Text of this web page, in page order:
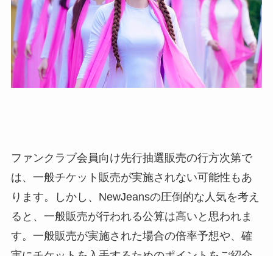
ファンクラブ会員向け先行抽選販売の行方次第で
は、一般チケット販売が実施されない可能性もあ
ります。しかし、NewJeansの圧倒的な人気を考え
ると、一般販売が行われる公算は高いと思われま
す。一般販売が実施された場合の倍率予想や、確